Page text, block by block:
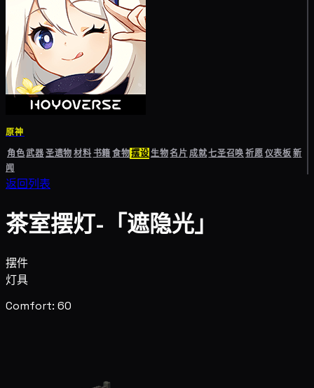
原神
角色武器圣遗物材料书籍食物摆设生物名片成就七圣召唤祈愿仪表板新
闻
返回列表
茶室摆灯-「遮隐光」
摆件
灯具
Comfort: 60